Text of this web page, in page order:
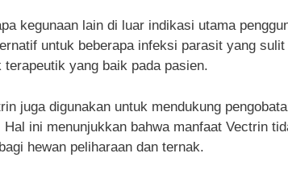
kegunaan lain di luar indikasi utama
untuk beberapa infeksi parasit yang
yang baik pada pasien.
juga digunakan untuk mendukung
ini menunjukkan bahwa manfaat Vectrin
hewan peliharaan dan ternak.